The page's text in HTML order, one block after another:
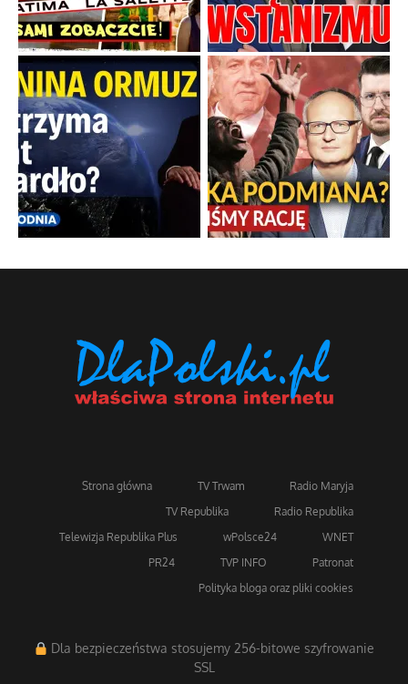
Strona główna TV Trwam
Radio Maryja
TV Republika
Radio Republika
Telewizja Republika Plus
wPolsce24
WNET
PR24
TVP INFO
Patronat
Polityka bloga oraz pliki cookies
Dla bezpieczeństwa stosujemy 256-bitowe szyfrowanie
SSL